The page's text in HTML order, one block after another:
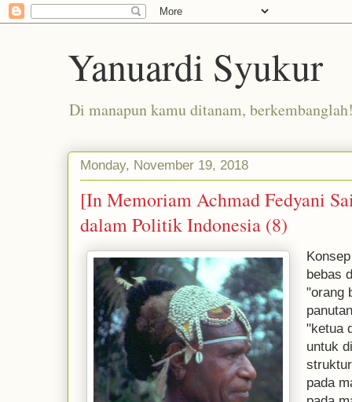
Yanuardi Syukur
Di manapun kamu ditanam,
Monday, November 19, 2018
[In Memoriam Achmad Fedyani
dalam Politik Indonesia (8)
bebas
"orang
"ketua
untuk
pada